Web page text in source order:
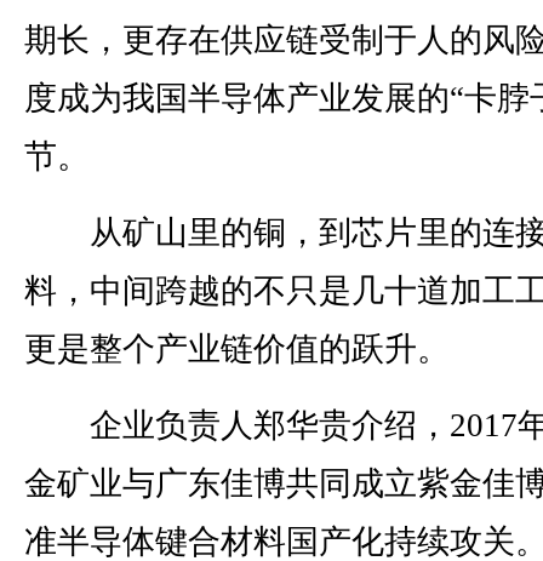
期长，更存在供应链受制于人的风
度成为我国半导体产业发展的“卡脖
节。
从矿山里的铜，到芯片里的连
料，中间跨越的不只是几十道加工
更是整个产业链价值的跃升。
企业负责人郑华贵介绍，2017
金矿业与广东佳博共同成立紫金佳
准半导体键合材料国产化持续攻关